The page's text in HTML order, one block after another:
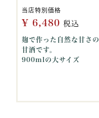
当店特別価格
¥ 6,480 税込
麹で作った自然な甘さの
甘酒です。
900mlの大サイズ